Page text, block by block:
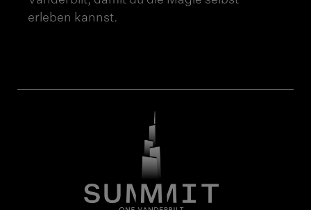
erleben kannst.